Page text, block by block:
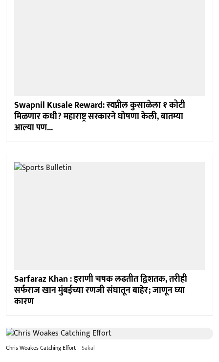
Swapnil Kusale Reward: स्वप्नील कुसाळेला १ कोटी
मिळणार कधी? महाराष्ट्र सरकारने घोषणा केली, बातम्या
आल्या पण...
Sarfaraz Khan : इराणी चषक लढतीत द्विशतक, तरीही
सर्फराज खान मुंबईच्या रणजी संघातून बाहेर; जाणून घ्या
कारण
Chris Woakes Catching Effort Sakal